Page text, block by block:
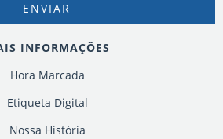
INFORMAÇÕES
Hora Marcada
Etiqueta Digital
Nossa História